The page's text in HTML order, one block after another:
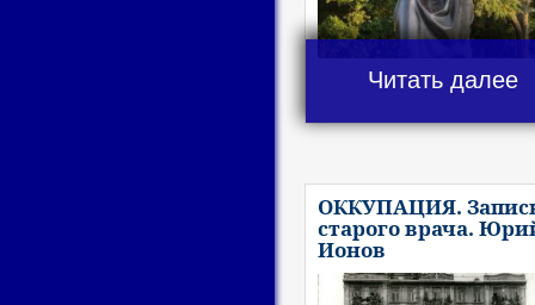
Читать далее
ОККУПАЦИЯ.
старого врача.
Ионов